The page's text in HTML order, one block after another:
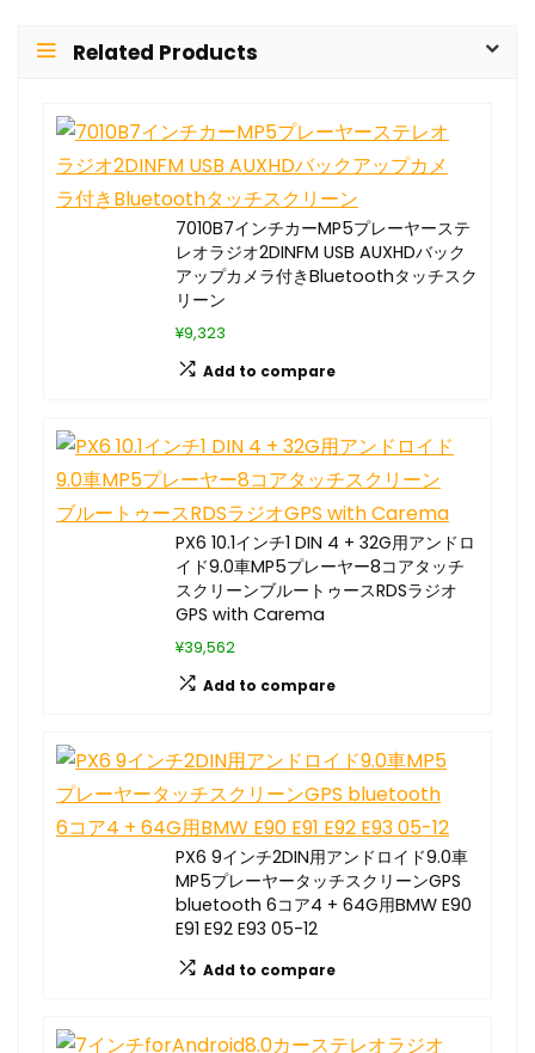
Related Products
7010B7インチカーMP5プレーヤーステ
レオラジオ2DINFM USB AUXHDバック
アップカメラ付きBluetoothタッチスク
リーン
¥9,323
Add to compare
PX6 10.1インチ1 DIN 4 + 32G用アンドロ
イド9.0車MP5プレーヤー8コアタッチ
スクリーンブルートゥースRDSラジオ
GPS with Carema
¥39,562
Add to compare
PX6 9インチ2DIN用アンドロイド9.0車
MP5プレーヤータッチスクリーンGPS
bluetooth 6コア4 + 64G用BMW E90
E91 E92 E93 05-12
Add to compare